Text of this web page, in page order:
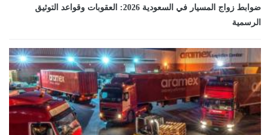
ضوابط زواج المسيار في السعودية 2026: العقوبات وقواعد التوثيق
الرسمية